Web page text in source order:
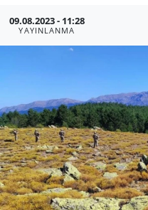
09.08.2023 - 11:28
YAYINLANMA
HABERDE İNSAN
MAGAZİN
POLİTİKA
RESMİ İLANLAR